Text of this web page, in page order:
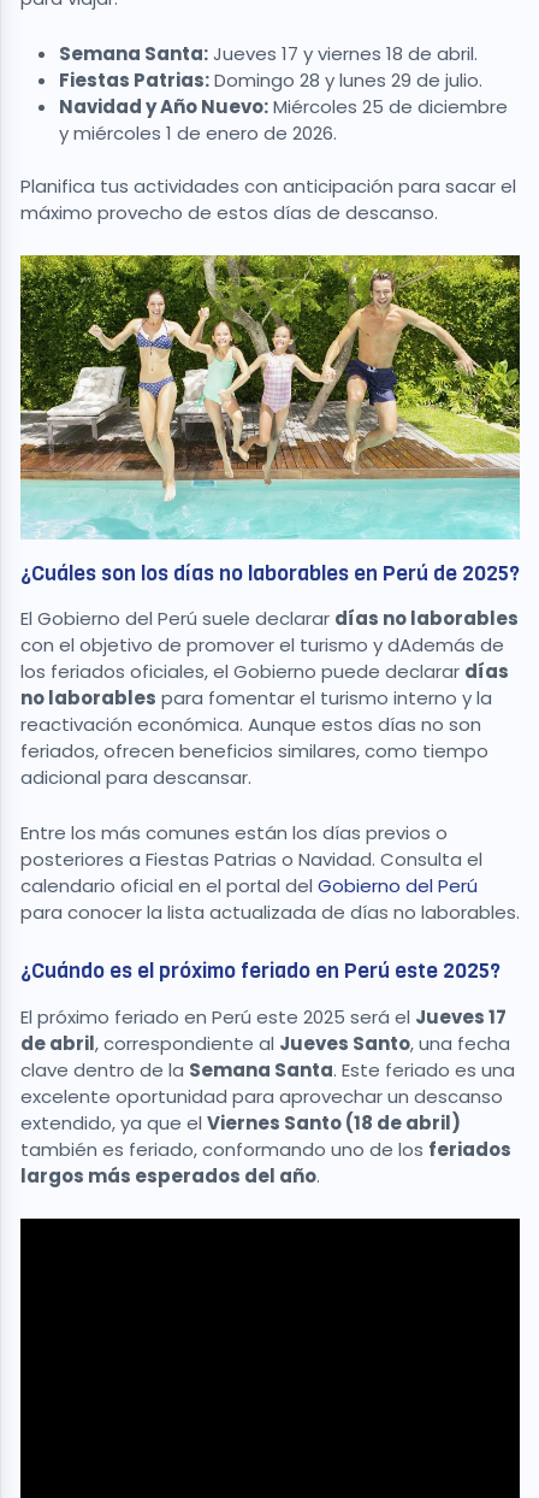
Semana Santa:Jueves 17 y viernes 18 de abril.
Fiestas Patrias:Domingo 28 y lunes 29 de julio.
Navidad y Año Nuevo:Miércoles 25 de diciembre
y miércoles 1 de enero de 2026.
Planifica tus actividades con anticipación para sacar el
máximo provecho de estos días de descanso.
¿Cuáles son los días no laborables en Perú de 2025?
El Gobierno del Perú suele declarar días no laborables
con el objetivo de promover el turismo y dAdemás de
los feriados oficiales, el Gobierno puede declarar días
no laborables para fomentar el turismo interno y la
reactivación económica. Aunque estos días no son
feriados, ofrecen beneficios similares, como tiempo
adicional para descansar.
Entre los más comunes están los días previos o
posteriores a Fiestas Patrias o Navidad. Consulta el
calendario oficial en el portal del Gobierno del Perú
para conocer la lista actualizada de días no laborables.
¿Cuándo es el próximo feriado en Perú este 2025?
El próximo feriado en Perú este 2025 será el Jueves 17
de abril, correspondiente al Jueves Santo, una fecha
clave dentro de la Semana Santa. Este feriado es una
excelente oportunidad para aprovechar un descanso
extendido, ya que el Viernes Santo (18 de abril)
también es feriado, conformando uno de los feriados
largos más esperados del año.